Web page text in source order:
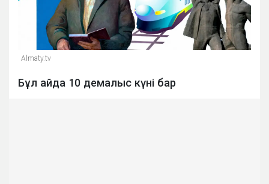
Almaty.tv
Бұл айда 10 демалыс күні бар